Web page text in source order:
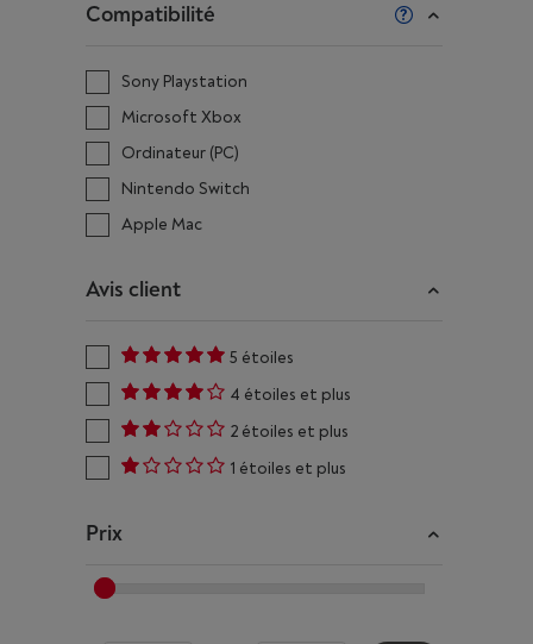
Compatibilité
Sony Playstation
Microsoft Xbox
Ordinateur (PC)
Nintendo Switch
Apple Mac
Avis client
5 étoiles
4 étoiles et plus
2 étoiles et plus
1 étoiles et plus
Prix